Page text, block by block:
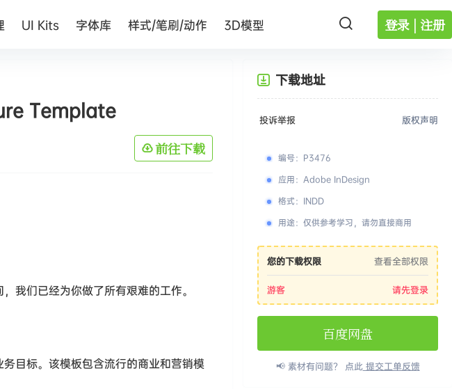
登录 | 注册
UI Kits 字体库 样式/笔刷/动作 3D模型
Template
前往下载
我们已经为你做了所有艰难的工作。
目标。该模板包含流行的商业和营销模
下载地址
投诉举报 版权声明
编号： P3476
应用： Adobe InDesign
格式： INDD
用途： 仅供参考学习，请勿直接商用
您的下载权限 查看全部权限
游客 请先登录
百度网盘
📢 素材有问题？ 点此提交工单反馈